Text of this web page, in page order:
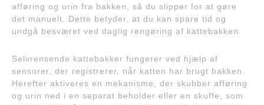
afføring og urin fra bakken, så du slipper for at gøre
det manuelt. Dette betyder, at du kan spare tid og
undgå besværet ved daglig rengøring af kattebakken.
Selvrensende kattebakker fungerer ved hjælp af
sensorer, der registrerer, når katten har brugt bakken.
Herefter aktiveres en mekanisme, der skubber afføring
og urin ned i en separat beholder eller en skuffe, som